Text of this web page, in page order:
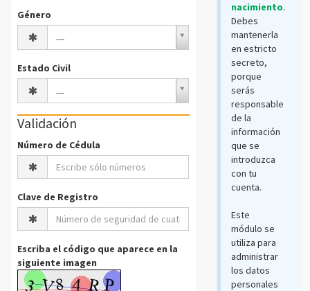
Género
---
Estado Civil
---
Civil
Validación
Número de Cédula
Clave de Registro
Escriba el código que aparece en la
siguiente imagen
nacimiento.
Debes
mantenerla
en estricto
secreto,
porque
serás
responsable
de la
información
que se
introduzca
con tu
cuenta.
Este
módulo se
utiliza para
administrar
los datos
personales